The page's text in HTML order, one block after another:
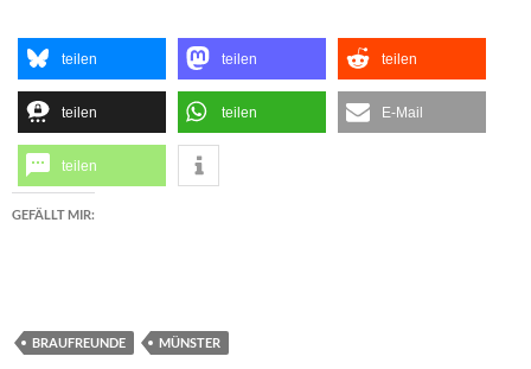
teilen teilen teilen
teilen teilen E-Mail
teilen
GEFÄLLT MIR:
BRAUFREUNDE MÜNSTER